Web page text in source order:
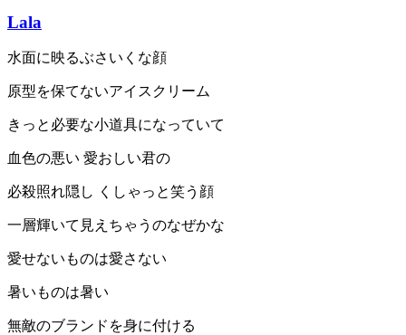
Lala
水面に映るぶさいくな顔
原型を保てないアイスクリーム
きっと必要な小道具になっていて
血色の悪い 愛おしい君の
必殺照れ隠し くしゃっと笑う顔
一層輝いて見えちゃうのなぜかな
愛せないものは愛さない
暑いものは暑い
無敵のブランドを身に付ける